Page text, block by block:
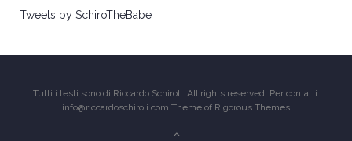
Tweets by SchiroTheBabe
Tutti i testi sono di Riccardo Schiroli. All rights reserved. Per contatti:
info@riccardoschiroli.com Theme of Rigorous Themes